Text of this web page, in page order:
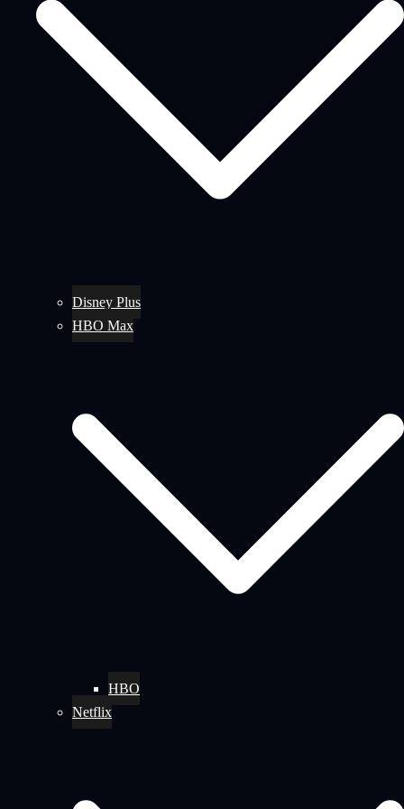
Disney Plus
HBO Max
HBO
Netflix